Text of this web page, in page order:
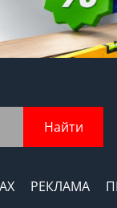
Найти
РЕКЛАМА